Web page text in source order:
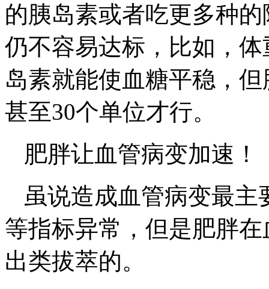
的胰岛素或者吃更多种
仍不容易达标，比如，
岛素就能使血糖平稳，
甚至30个单位才行。
肥胖让血管病变加速！
虽说造成血管病变最
等指标异常，但是肥胖
出类拔萃的。